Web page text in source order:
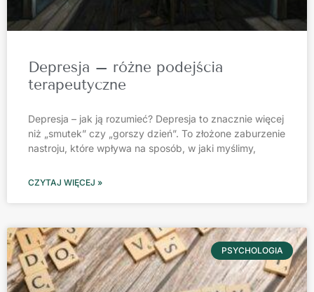
Depresja – różne podejścia
terapeutyczne
Depresja – jak ją rozumieć? Depresja to znacznie więcej
niż „smutek” czy „gorszy dzień”. To złożone zaburzenie
nastroju, które wpływa na sposób, w jaki myślimy,
CZYTAJ WIĘCEJ »
PSYCHOLOGIA